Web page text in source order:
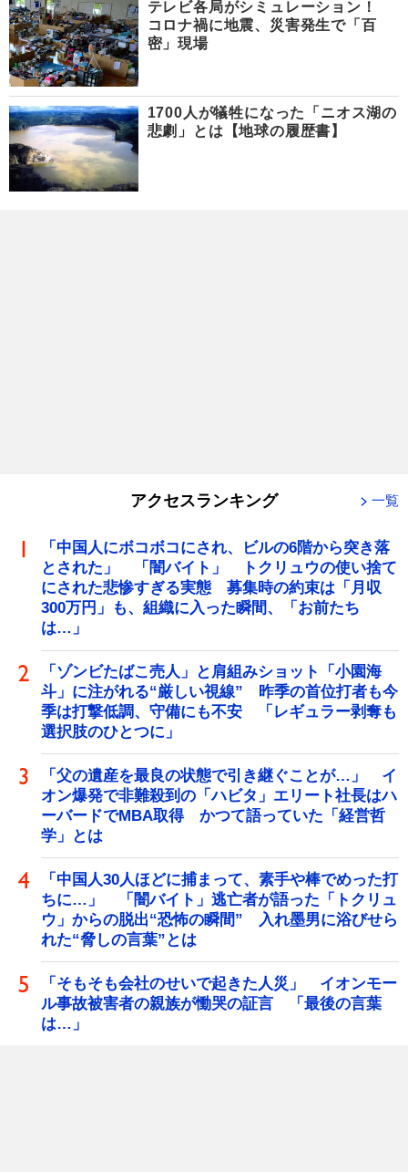
テレビ各局がシミュレーション！
コロナ禍に地震、災害発生で「百
密」現場
1700人が犠牲になった「ニオス湖の
悲劇」とは【地球の履歴書】
アクセスランキング 一覧
「中国人にボコボコにされ、ビルの6階から突き落
とされた」 「闇バイト」 トクリュウの使い捨て
にされた悲惨すぎる実態 募集時の約束は「月収
300万円」も、組織に入った瞬間、「お前たち
は…」
「ゾンビたばこ売人」と肩組みショット「小園海
斗」に注がれる“厳しい視線” 昨季の首位打者も今
季は打撃低調、守備にも不安 「レギュラー剥奪も
選択肢のひとつに」
「父の遺産を最良の状態で引き継ぐことが…」 イ
オン爆発で非難殺到の「ハビタ」エリート社長はハ
ーバードでMBA取得 かつて語っていた「経営哲
学」とは
「中国人30人ほどに捕まって、素手や棒でめった打
ちに…」 「闇バイト」逃亡者が語った「トクリュ
ウ」からの脱出“恐怖の瞬間” 入れ墨男に浴びせら
れた“脅しの言葉”とは
「そもそも会社のせいで起きた人災」 イオンモー
ル事故被害者の親族が慟哭の証言 「最後の言葉
は…」